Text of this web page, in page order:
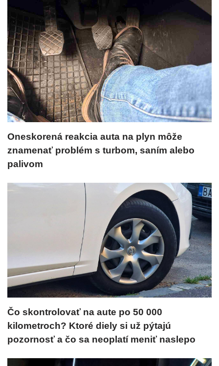
Oneskorená reakcia auta na plyn môže
znamenať problém s turbom, saním alebo
palivom
Čo skontrolovať na aute po 50 000
kilometroch? Ktoré diely si už pýtajú
pozornosť a čo sa neoplatí meniť naslepo